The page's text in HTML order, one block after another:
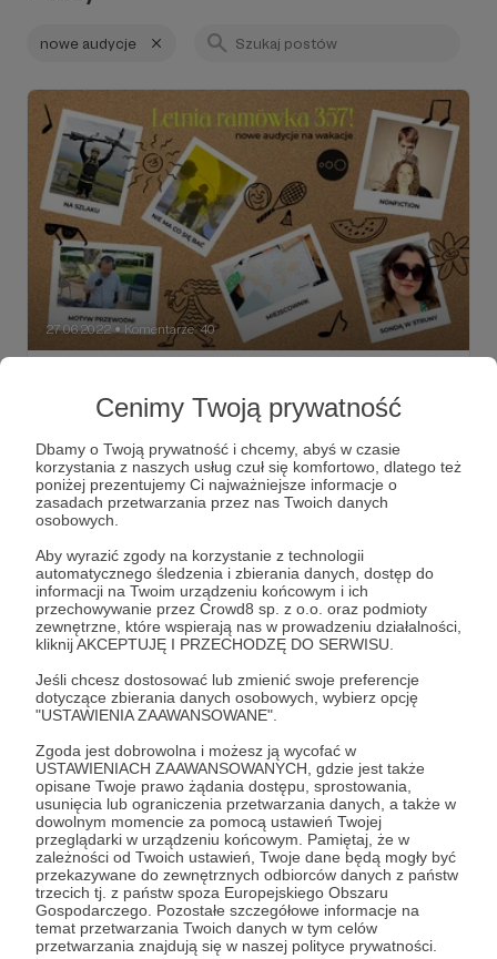
Cenimy Twoją prywatność
Dbamy o Twoją prywatność i chcemy, abyś w czasie
korzystania z naszych usług czuł się komfortowo, dlatego też
poniżej prezentujemy Ci najważniejsze informacje o
zasadach przetwarzania przez nas Twoich danych
osobowych.
Aby wyrazić zgody na korzystanie z technologii
automatycznego śledzenia i zbierania danych, dostęp do
informacji na Twoim urządzeniu końcowym i ich
przechowywanie przez Crowd8 sp. z o.o. oraz podmioty
zewnętrzne, które wspierają nas w prowadzeniu działalności,
kliknij AKCEPTUJĘ I PRZECHODZĘ DO SERWISU.
Jeśli chcesz dostosować lub zmienić swoje preferencje
dotyczące zbierania danych osobowych, wybierz opcję
"USTAWIENIA ZAAWANSOWANE".
Zgoda jest dobrowolna i możesz ją wycofać w
USTAWIENIACH ZAAWANSOWANYCH, gdzie jest także
opisane Twoje prawo żądania dostępu, sprostowania,
usunięcia lub ograniczenia przetwarzania danych, a także w
dowolnym momencie za pomocą ustawień Twojej
przeglądarki w urządzeniu końcowym. Pamiętaj, że w
zależności od Twoich ustawień, Twoje dane będą mogły być
przekazywane do zewnętrznych odbiorców danych z państw
trzecich tj. z państw spoza Europejskiego Obszaru
Gospodarczego. Pozostałe szczegółowe informacje na
temat przetwarzania Twoich danych w tym celów
przetwarzania znajdują się w naszej polityce prywatności.
nowe audycje
27.06.2022 ● Komentarze: 40
nowości!
lipca, startujemy z wakacyjną ramówką! A w niej 6 zupełnie
nowych audycji i kilka innych niespodzianek. Jak zagramy
dla Was w lipcu i sierpniu? Sprawdźcie w tym poście!
wakacje 2022 wakacje 357 nowe audycje
Dołącz do grona Patronów!
Wesprzyj działalność AutoraRadio 357już teraz!
Zostań Patronem